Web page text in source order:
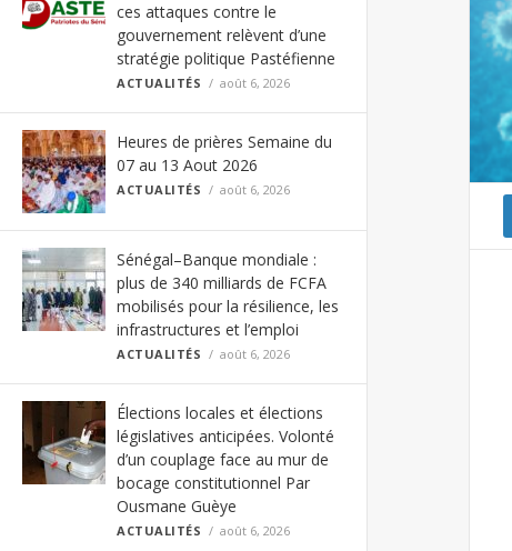
ces attaques contre le
gouvernement relèvent d’une
stratégie politique Pastéfienne
ACTUALITÉS août 6, 2026
Heures de prières Semaine du
07 au 13 Aout 2026
ACTUALITÉS août 6, 2026
Sénégal–Banque mondiale :
plus de 340 milliards de FCFA
mobilisés pour la résilience, les
infrastructures et l’emploi
ACTUALITÉS août 6, 2026
Élections locales et élections
législatives anticipées. Volonté
d’un couplage face au mur de
bocage constitutionnel Par
Ousmane Guèye
ACTUALITÉS août 6, 2026